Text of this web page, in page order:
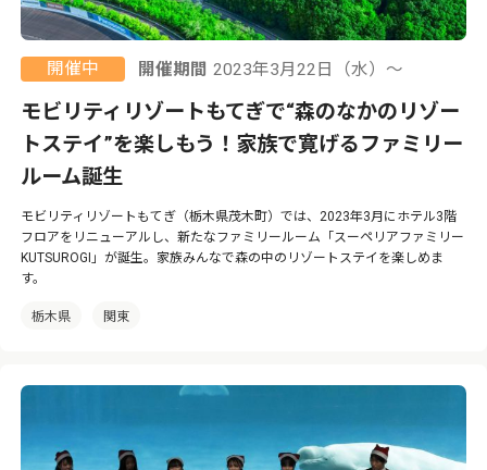
開催中 開催期間 2023年3月22日（水）〜
モビリティリゾートもてぎで“森のなかのリゾー
トステイ”を楽しもう！家族で寛げるファミリー
ルーム誕生
モビリティリゾートもてぎ（栃木県茂木町）では、2023年3月にホテル3階
フロアをリニューアルし、新たなファミリールーム「スーペリアファミリー
KUTSUROGI」が誕生。家族みんなで森の中のリゾートステイを楽しめま
す。
栃木県 関東